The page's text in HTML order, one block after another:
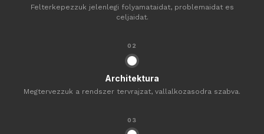
Felterkepezzuk jelenlegi folyamataidat, problemaidat es
celjaidat.
02
Architektura
Megtervezzuk a rendszer tervrajzat, vallalkozasodra szabva.
03